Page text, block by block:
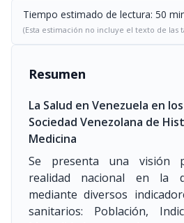
Tiempo estimado de lectura: 50
(Esta estimación no incluye el texto de las
Resumen
La Salud en Venezuela en
Sociedad Venezolana de
Medicina
Se presenta una visión
realidad nacional en la
mediante diversos
sanitarios: Población,